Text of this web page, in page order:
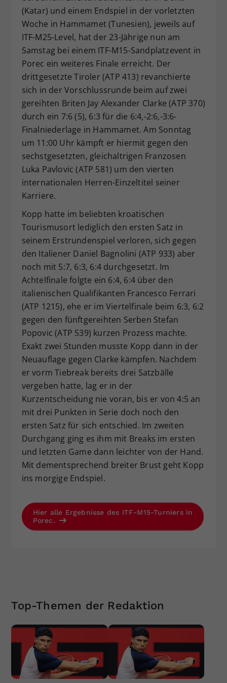
(Katar) und einem Endspiel in der vorletzten
Woche in Hammamet (Tunesien), jeweils auf
ITF-M25-Level, hat der 23-Jährige nun am
Samstag bei einem ITF-M15-Sandplatzevent in
Porec ein weiteres Finale erreicht. Der
drittgesetzte Tiroler (ATP 413) revanchierte
sich in der Vorschlussrunde beim auf zwei
gereihten Briten Jay Alexander Clarke (ATP 370)
durch ein 7:6 (5), 6:3 für die 6:4,-2:6,-3:6-
Finalniederlage in Hammamet. Am Sonntag
um 11:00 Uhr kämpft er hiermit gegen den
sechstgesetzten, gleichaltrigen Franzosen
Luka Pavlovic (ATP 581) um den vierten
internationalen Herren-Einzeltitel seiner
Karriere.
Kopp hatte im beliebten kroatischen
Tourismusort lediglich den ersten Satz in
seinem Erstrundenspiel verloren, sich gegen
den Italiener Daniel Bagnolini (ATP 933) aber
noch mit 5:7, 6:3, 6:4 durchgesetzt. Im
Achtelfinale folgte ein 6:4, 6:4 über den
italienischen Qualifikanten Francesco Ferrari
(ATP 1215), ehe er im Viertelfinale beim 6:3, 6:2
gegen den fünftgereihten Serben Stefan
Popovic (ATP 539) kurzen Prozess machte.
Exakt zwei Stunden musste Kopp dann in der
Neuauflage gegen Clarke kämpfen. Nachdem
er vorm Tiebreak bereits drei Satzbälle
vergeben hatte, lag er in der
Kurzentscheidung nie voran, bis er von 4:5 an
mit drei Punkten in Serie doch noch den
ersten Satz für sich entschied. Im zweiten
Durchgang ging es ihm mit Breaks im ersten
und letzten Game dann leichter von der Hand.
Mit dementsprechend breiter Brust geht Kopp
ins morgige Endspiel.
Hier alle Ergebnisse des ITF-M15-Turniers in
Porec.
Top-Themen der Redaktion
Zweck
Dieser Wert speichert Ihre Consent-
Einstellungen. Unter anderem eine
zufällig generierte ID, für die
historische Speicherung Ihrer
vorgenommen Einstellungen, falls der
Webseiten-Betreiber dies eingestellt
hat.